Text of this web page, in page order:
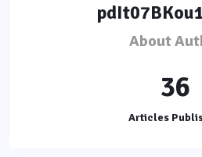
About
36
Articles